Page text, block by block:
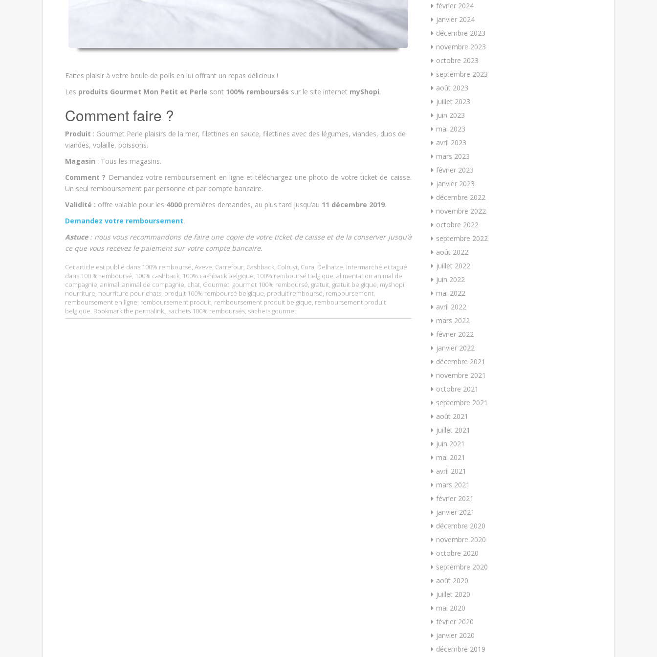
Faites plaisir à votre boule de poils en lui offrant un repas délicieux !
Les produits Gourmet Mon Petit et Perle sont 100% remboursés sur le site internet myShopi.
Comment faire ?
Produit : Gourmet Perle plaisirs de la mer, filettines en sauce, filettines avec des légumes, viandes, duos de
viandes, volaille, poissons.
Magasin : Tous les magasins.
Comment ? Demandez votre remboursement en ligne et téléchargez une photo de votre ticket de caisse.
Un seul remboursement par personne et par compte bancaire.
Validité : offre valable pour les 4000 premières demandes, au plus tard jusqu’au 11 décembre 2019.
Demandez votre remboursement.
Astuce: nous vous recommandons de faire une copie de votre ticket de caisse et de la conserver jusqu’à
ce que vous recevez le paiement sur votre compte bancaire.
Cet article est publié dans 100% remboursé, Aveve, Carrefour, Cashback, Colruyt, Cora, Delhaize, Intermarché et tagué
dans 100 % remboursé, 100% cashback, 100% cashback belgique, 100% remboursé Belgique, alimentation animal de
compagnie, animal, animal de compagnie, chat, Gourmet, gourmet 100% remboursé, gratuit, gratuit belgique, myshopi,
nourriture, nourriture pour chats, produit 100% remboursé belgique, produit remboursé, remboursement,
remboursement en ligne, remboursement produit, remboursement produit belgique, remboursement produit
belgique. Bookmark the permalink., sachets 100% remboursés, sachets gourmet.
février 2024
janvier 2024
décembre 2023
novembre 2023
octobre 2023
septembre 2023
août 2023
juillet 2023
juin 2023
mai 2023
avril 2023
mars 2023
février 2023
janvier 2023
décembre 2022
novembre 2022
octobre 2022
septembre 2022
août 2022
juillet 2022
juin 2022
mai 2022
avril 2022
mars 2022
février 2022
janvier 2022
décembre 2021
novembre 2021
octobre 2021
septembre 2021
août 2021
juillet 2021
juin 2021
mai 2021
avril 2021
mars 2021
février 2021
janvier 2021
décembre 2020
novembre 2020
octobre 2020
septembre 2020
août 2020
juillet 2020
mai 2020
février 2020
janvier 2020
décembre 2019